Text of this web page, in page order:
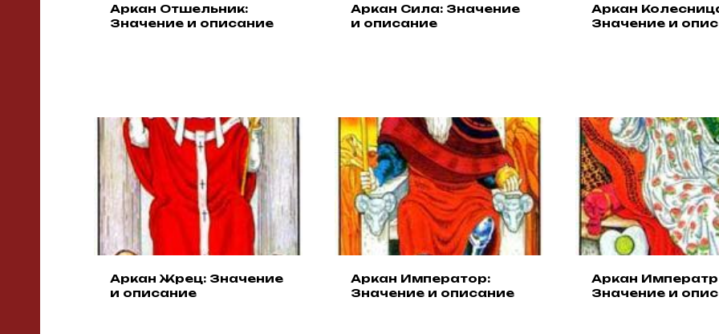
Аркан Отшельник:
Значение и описание
Аркан Сила: Значение
и описание
Аркан
Значение и
Аркан Жрец: Значение
и описание
Аркан Император:
Значение и описание
Аркан
Значение и